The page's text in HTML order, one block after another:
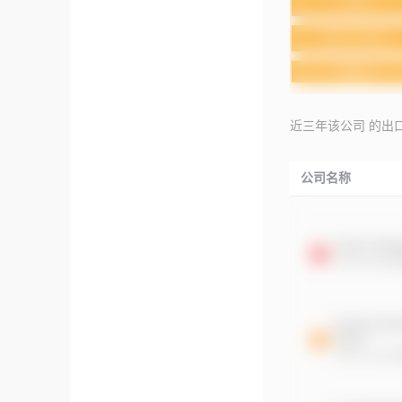
近三年该公司 的出
公司名称